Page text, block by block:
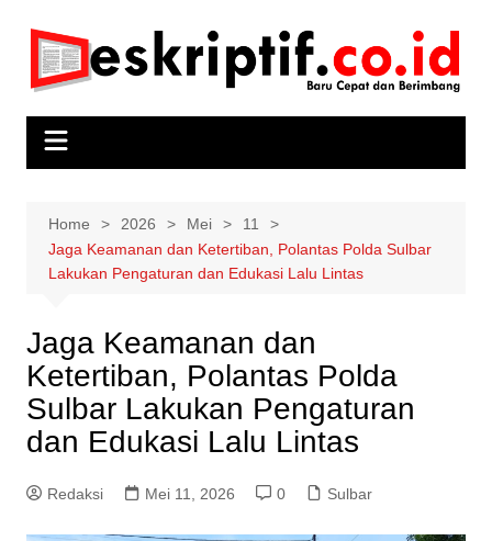
content
Home 2026 Mei
11
Jaga Keamanan dan Ketertiban, Polantas Polda Sulbar
Lakukan Pengaturan dan Edukasi Lalu Lintas
Jaga Keamanan dan
Ketertiban, Polantas Polda
Sulbar Lakukan Pengaturan
dan Edukasi Lalu Lintas
Redaksi Mei 11, 2026 0 Sulbar